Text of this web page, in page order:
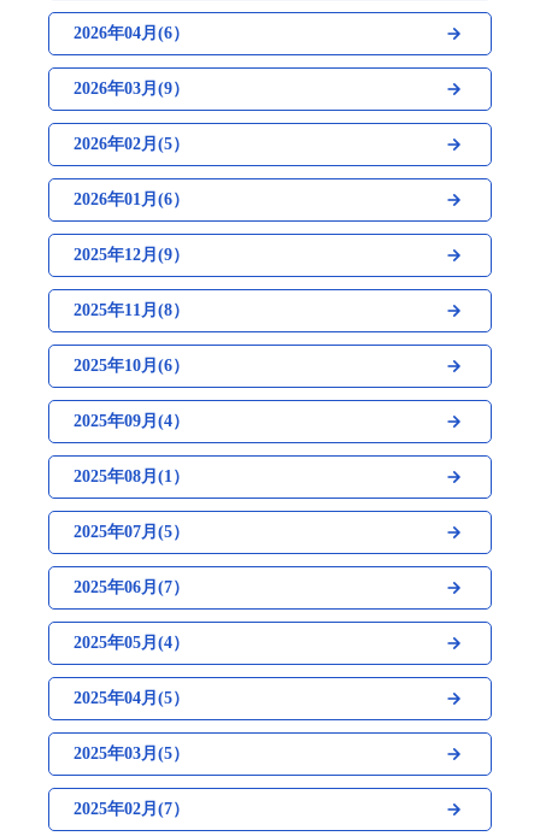
2026年04月(6）
2026年03月(9）
2026年02月(5）
2026年01月(6）
2025年12月(9）
2025年11月(8）
2025年10月(6）
2025年09月(4）
2025年08月(1）
2025年07月(5）
2025年06月(7）
2025年05月(4）
2025年04月(5）
2025年03月(5）
2025年02月(7）